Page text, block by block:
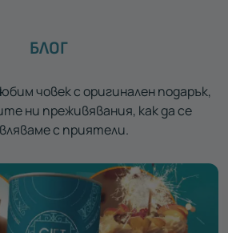
БЛОГ
човек с оригинален подарък,
ни преживявания, как да се
с приятели.